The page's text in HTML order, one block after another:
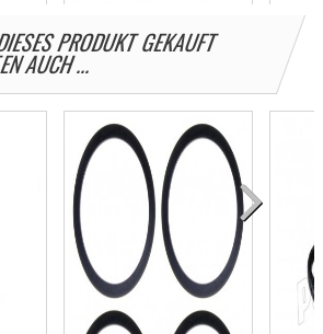
für
Öhlins Staubschutzkappe für
Gabel...
14,21 €
Ø30
3,69
PRODUKT GEKAUFT
AUCH ...